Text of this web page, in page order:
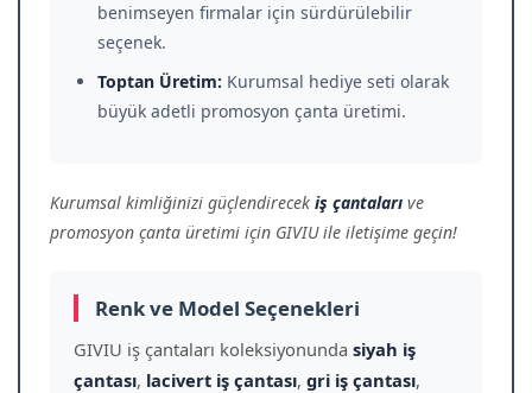
benimseyen firmalar için sürdürülebilir
seçenek.
Toptan Üretim: Kurumsal hediye seti olarak
büyük adetli promosyon çanta üretimi.
Kurumsal kimliğinizi güçlendirecek iş çantaları ve
promosyon çanta üretimi için GIVIU ile iletişime geçin!
Renk ve Model Seçenekleri
GIVIU iş çantaları koleksiyonunda siyah iş
çantası, lacivert iş çantası, gri iş çantası,